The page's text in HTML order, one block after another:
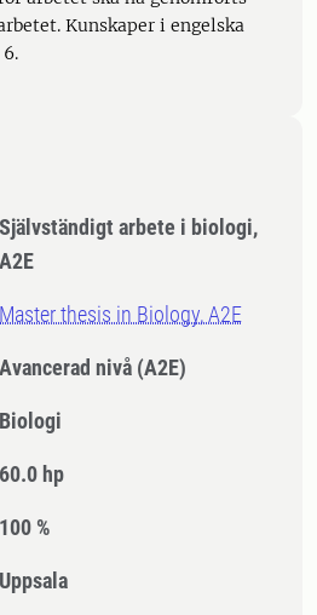
Kunskaper i engelska
Självständigt arbete i biologi,
A2E
Master thesis in Biology, A2E
Avancerad nivå (A2E)
Biologi
60.0 hp
100 %
Uppsala